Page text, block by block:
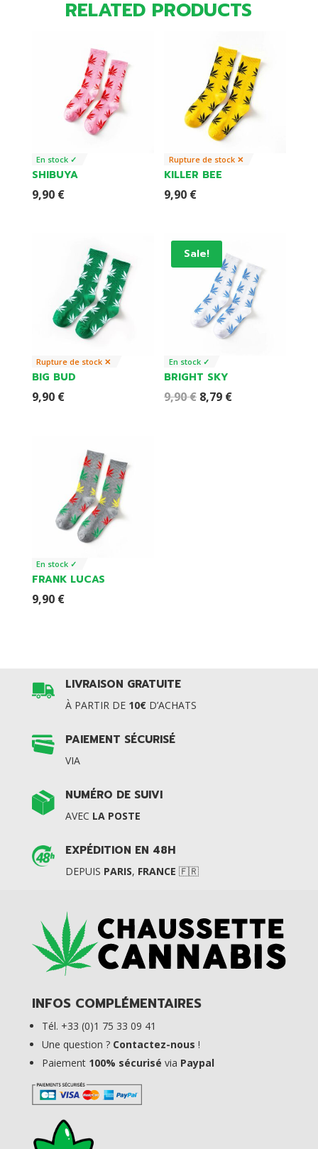
RELATED PRODUCTS
En stock ✓
SHIBUYA
9,90 €
Rupture de stock ✕
KILLER BEE
9,90 €
Rupture de stock ✕
BIG BUD
9,90 €
Sale!
En stock ✓
BRIGHT SKY
9,90€ Original
8,79 €Current
En stock ✓
FRANK LUCAS
9,90 €
LIVRAISON GRATUITE
À PARTIR DE 10€ D’ACHATS
PAIEMENT SÉCURISÉ
VIA
NUMÉRO DE SUIVI
AVEC LA POSTE
EXPÉDITION EN 48H
DEPUIS PARIS, FRANCE 🇫🇷
INFOS COMPLÉMENTAIRES
Tél. +33 (0)1 75 33 09 41
Une question ? Contactez-nous !
Paiement 100% sécurisé via Paypal